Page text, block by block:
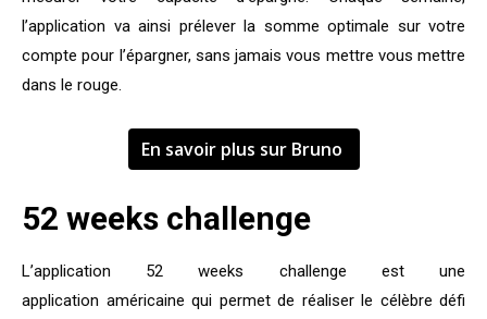
l’application va ainsi prélever la somme optimale sur votre
compte pour l’épargner, sans jamais vous mettre vous mettre
dans le rouge.
En savoir plus sur Bruno
52 weeks challenge
L’application 52 weeks challenge est une
application américaine qui permet de réaliser le célèbre défi